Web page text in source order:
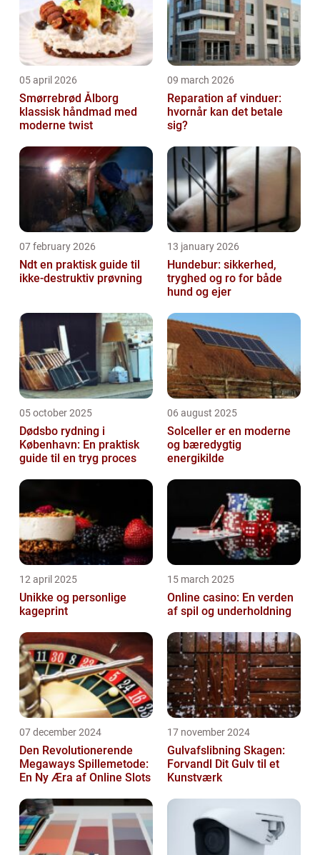
05 april 2026
Smørrebrød Ålborg
klassisk håndmad med
moderne twist
09 march 2026
Reparation af vinduer:
hvornår kan det betale
sig?
07 february 2026
Ndt en praktisk guide til
ikke-destruktiv prøvning
13 january 2026
Hundebur: sikkerhed,
tryghed og ro for både
hund og ejer
05 october 2025
Dødsbo rydning i
København: En praktisk
guide til en tryg proces
06 august 2025
Solceller er en moderne
og bæredygtig
energikilde
12 april 2025
Unikke og personlige
kageprint
15 march 2025
Online casino: En verden
af spil og underholdning
07 december 2024
Den Revolutionerende
Megaways Spillemetode:
En Ny Æra af Online Slots
17 november 2024
Gulvafslibning Skagen:
Forvandl Dit Gulv til et
Kunstværk